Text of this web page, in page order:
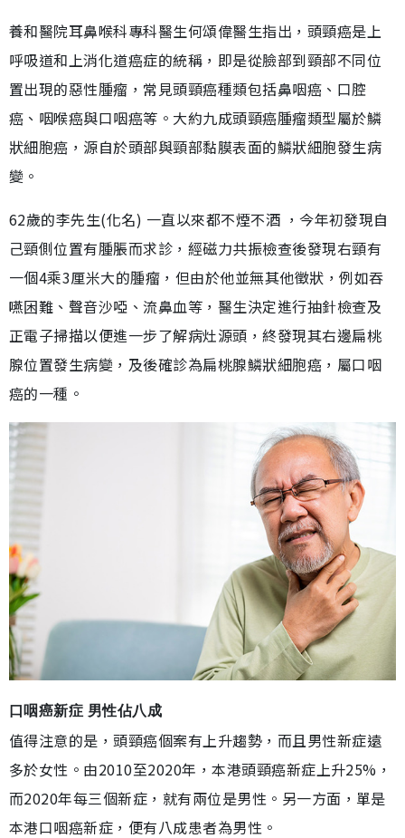
養和醫院耳鼻喉科專科醫生何頌偉醫生指出，頭頸癌是上
呼吸道和上消化道癌症的統稱，即是從臉部到頸部不同位
置出現的惡性腫瘤，常見頭頸癌種類包括鼻咽癌、口腔
癌、咽喉癌與口咽癌等。大約九成頭頸癌腫瘤類型屬於鱗
狀細胞癌，源自於頭部與頸部黏膜表面的鱗狀細胞發生病
變。
62歲的李先生(化名) 一直以來都不煙不酒 ，今年初發現自
己頸側位置有腫脹而求診，經磁力共振檢查後發現右頸有
一個4乘3厘米大的腫瘤，但由於他並無其他徵狀，例如吞
嚥困難、聲音沙啞、流鼻血等，醫生決定進行抽針檢查及
正電子掃描以便進一步了解病灶源頭，終發現其右邊扁桃
腺位置發生病變，及後確診為扁桃腺鱗狀細胞癌，屬口咽
癌的一種。
口咽癌新症 男性佔八成
值得注意的是，頭頸癌個案有上升趨勢，而且男性新症遠
多於女性。由2010至2020年，本港頭頸癌新症上升25%，
而2020年每三個新症，就有兩位是男性。另一方面，單是
本港口咽癌新症，便有八成患者為男性。